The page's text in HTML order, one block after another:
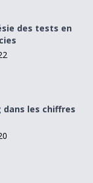
des tests en
dans les chiffres